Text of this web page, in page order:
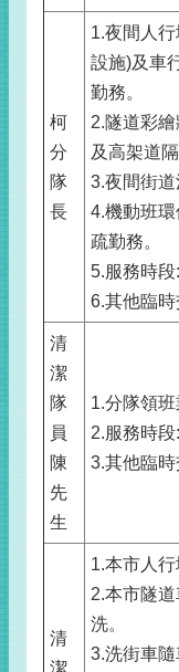
柯
分
隊
長
1.夜間人
設施)及車
勤務。
2.隧道彩
及高架道
3.夜間街道
4.機動班
疏勤務。
5.服務時段
6.其他臨時
清
潔
隊
員
陳
先
生
1.分隊領班
2.服務時段
3.其他臨時
清
潔
1.本市人行
2.本市隧
洗。
3.洗街車隨